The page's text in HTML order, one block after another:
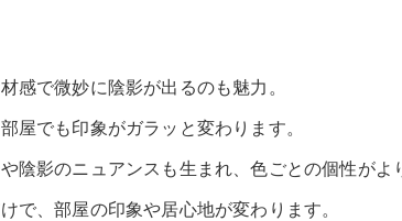
感で微妙に陰影が出るのも魅力。
屋でも印象がガラッと変わります。
陰影のニュアンスも生まれ、色ごとの個性がよ
で、部屋の印象や居心地が変わります。